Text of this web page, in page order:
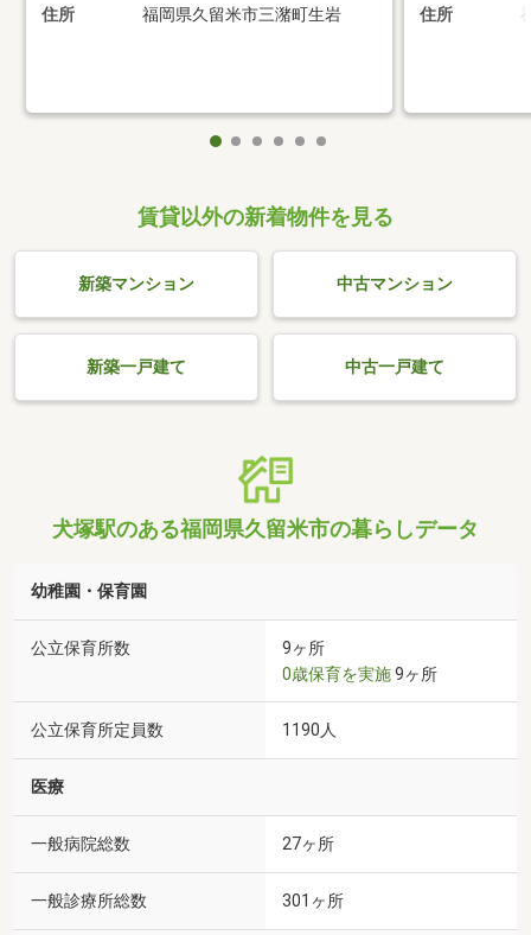
住所 福岡県久留米市三潴町生岩 住所
賃貸以外の新着物件を見る
新築マンション 中古マンション
新築一戸建て 中古一戸建て
犬塚駅のある福岡県久留米市の暮らしデータ
幼稚園・保育園
公立保育所数
9ヶ所
0歳保育を実施9ヶ所
公立保育所定員数 1190人
医療
一般病院総数 27ヶ所
一般診療所総数 301ヶ所